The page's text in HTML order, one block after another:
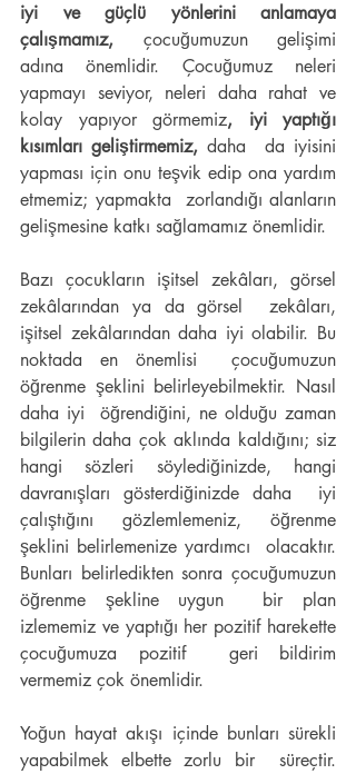
iyi ve güçlü yönlerini anlamaya
çalışmamız, çocuğumuzun gelişimi
adına önemlidir. Çocuğumuz neleri
yapmayı seviyor, neleri daha rahat ve
kolay yapıyor görmemiz, iyi yaptığı
kısımları geliştirmemiz, daha  da iyisini
yapması için onu teşvik edip ona yardım
etmemiz; yapmakta  zorlandığı alanların
gelişmesine katkı sağlamamız önemlidir.
Bazı çocukların işitsel zekâları, görsel
zekâlarından ya da görsel  zekâları,
işitsel zekâlarından daha iyi olabilir. Bu
noktada en önemlisi  çocuğumuzun
öğrenme şeklini belirleyebilmektir. Nasıl
daha iyi  öğrendiğini, ne olduğu zaman
bilgilerin daha çok aklında kaldığını; siz
hangi sözleri söylediğinizde, hangi
davranışları gösterdiğinizde daha  iyi
çalıştığını gözlemlemeniz, öğrenme
şeklini belirlemenize yardımcı  olacaktır.
Bunları belirledikten sonra çocuğumuzun
öğrenme şekline uygun  bir plan
izlememiz ve yaptığı her pozitif harekette
çocuğumuza pozitif  geri bildirim
vermemiz çok önemlidir.
Yoğun hayat akışı içinde bunları sürekli
yapabilmek elbette zorlu bir  süreçtir.